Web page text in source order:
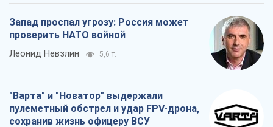
Запад проспал угрозу: Россия может
проверить НАТО войной
Леонид Невзлин 5,6 т.
"Варта" и "Новатор" выдержали
пулеметный обстрел и удар FPV-дрона,
сохранив жизнь офицеру ВСУ